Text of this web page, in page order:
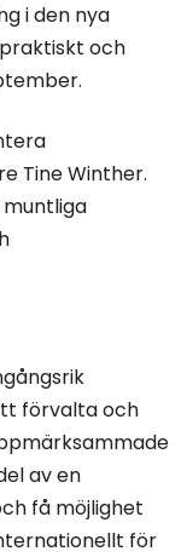
i den nya
och
Tine Winther.
muntliga
förvalta och
av en
få möjlighet
för